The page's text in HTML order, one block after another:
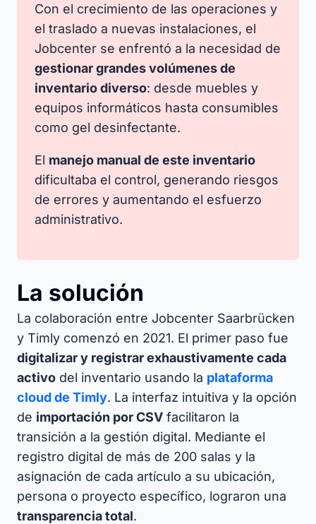
Con el crecimiento de las operaciones y
el traslado a nuevas instalaciones, el
Jobcenter se enfrentó a la necesidad de
gestionar grandes volúmenes de
inventario diverso: desde muebles y
equipos informáticos hasta consumibles
como gel desinfectante.
El manejo manual de este inventario
dificultaba el control, generando riesgos
de errores y aumentando el esfuerzo
administrativo.
La solución
La colaboración entre Jobcenter Saarbrücken
y Timly comenzó en 2021. El primer paso fue
digitalizar y registrar exhaustivamente cada
activo del inventario usando la plataforma
cloud de Timly. La interfaz intuitiva y la opción
de importación por CSV facilitaron la
transición a la gestión digital.​ Mediante el
registro digital de más de 200 salas y la
asignación de cada artículo a su ubicación,
persona o proyecto específico, lograron una
transparencia total.